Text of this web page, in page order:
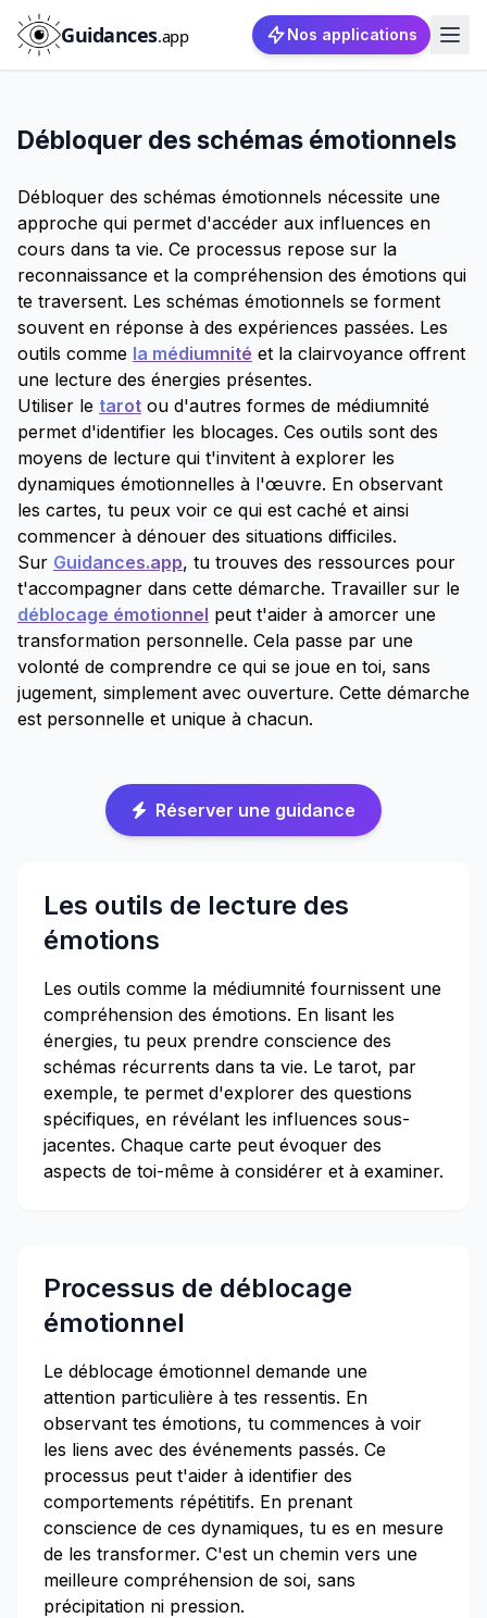
Guidances.app Nos applications
Débloquer des schémas émotionnels
Débloquer des schémas émotionnels nécessite une
approche qui permet d'accéder aux influences en
cours dans ta vie. Ce processus repose sur la
reconnaissance et la compréhension des émotions qui
te traversent. Les schémas émotionnels se forment
souvent en réponse à des expériences passées. Les
outils comme la médiumnité et la clairvoyance offrent
une lecture des énergies présentes.
Utiliser le tarot ou d'autres formes de médiumnité
permet d'identifier les blocages. Ces outils sont des
moyens de lecture qui t'invitent à explorer les
dynamiques émotionnelles à l'œuvre. En observant
les cartes, tu peux voir ce qui est caché et ainsi
commencer à dénouer des situations difficiles.
Sur Guidances.app, tu trouves des ressources pour
t'accompagner dans cette démarche. Travailler sur le
déblocage émotionnel peut t'aider à amorcer une
transformation personnelle. Cela passe par une
volonté de comprendre ce qui se joue en toi, sans
jugement, simplement avec ouverture. Cette démarche
est personnelle et unique à chacun.
Réserver une guidance
Les outils de lecture des
émotions
Les outils comme la médiumnité fournissent une
compréhension des émotions. En lisant les
énergies, tu peux prendre conscience des
schémas récurrents dans ta vie. Le tarot, par
exemple, te permet d'explorer des questions
spécifiques, en révélant les influences sous-
jacentes. Chaque carte peut évoquer des
aspects de toi-même à considérer et à examiner.
Processus de déblocage
émotionnel
Le déblocage émotionnel demande une
attention particulière à tes ressentis. En
observant tes émotions, tu commences à voir
les liens avec des événements passés. Ce
processus peut t'aider à identifier des
comportements répétitifs. En prenant
conscience de ces dynamiques, tu es en mesure
de les transformer. C'est un chemin vers une
meilleure compréhension de soi, sans
précipitation ni pression.